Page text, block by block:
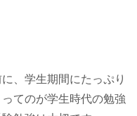
、学生期間にたっぷり
てのが学生時代の勉強